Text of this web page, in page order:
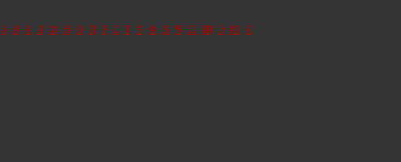
З И К Л М Н О П Р С Т У Ф Х Ч Ш Щ Э Ю Я